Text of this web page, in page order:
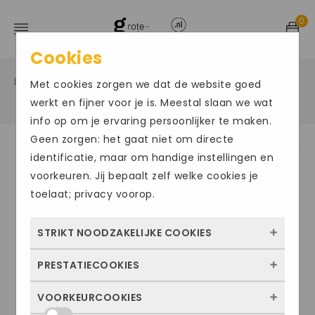
0
Home / Grote maten damesschoenen / Enkel laars
Cookies
Met cookies zorgen we dat de website goed
werkt en fijner voor je is. Meestal slaan we wat
info op om je ervaring persoonlijker te maken.
Geen zorgen: het gaat niet om directe
identificatie, maar om handige instellingen en
voorkeuren. Jij bepaalt zelf welke cookies je
toelaat; privacy voorop.
STRIKT NOODZAKELIJKE COOKIES
Deze cookies zorgen ervoor dat de website
kunnen niet worden uitgezet. Meestal
PRESTATIECOOKIES
Met deze cookies zien we hoe vaak onze
VOORKEURCOOKIES